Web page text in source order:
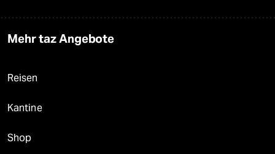
Mehr taz Angebote
Reisen
Kantine
Shop